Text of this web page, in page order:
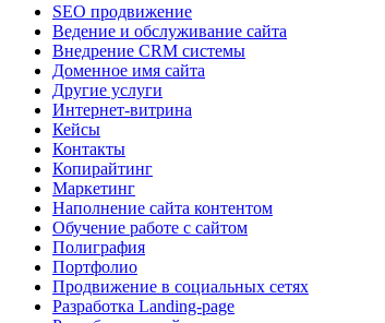
SEO продвижение
Ведение и обслуживание сайта
Внедрение CRM системы
Доменное имя сайта
Другие услуги
Интернет-витрина
Кейсы
Контакты
Копирайтинг
Маркетинг
Наполнение сайта контентом
Обучение работе с сайтом
Полиграфия
Портфолио
Продвижение в социальных сетях
Разработка Landing-page